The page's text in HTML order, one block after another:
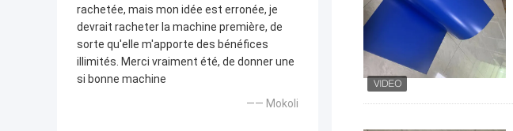
rachetée, mais mon idée est erronée, je
devrait racheter la machine première, de
sorte qu'elle m'apporte des bénéfices
illimités. Merci vraiment été, de donner une
si bonne machine
—— Mokoli